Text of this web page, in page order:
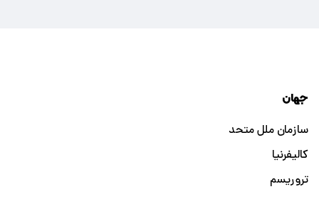
جهان
سازمان ملل متحد
کالیفرنیا
تروریسم